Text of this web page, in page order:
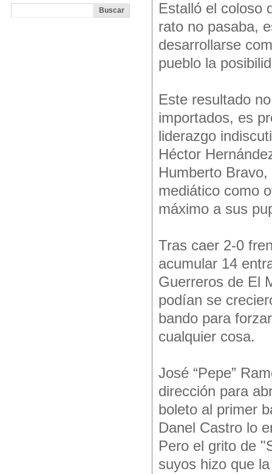
Estalló el coloso
rato no pasaba,
desarrollarse
pueblo la
Este resultado
importados, es
liderazgo
Héctor
Humberto
mediático como
máximo a sus
Tras caer 2-0
acumular 14
Guerreros de El
podían se
bando para
cualquier cosa.
José “Pepe”
dirección para
boleto al primer
Danel Castro lo
Pero el grito de
suyos hizo que